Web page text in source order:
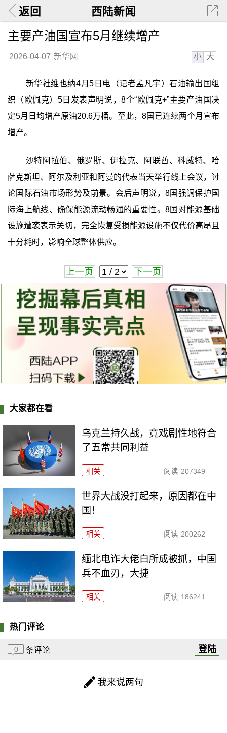
返回 西陆新闻
主要产油国宣布5月继续增产
2026-04-07 新华网 小 大
新华社维也纳4月5日电（记者孟凡宇）石油输出国组
织（欧佩克）5日发表声明说，8个“欧佩克+”主要产油国决
定5月日均增产原油20.6万桶。至此，8国已连续两个月宣布
增产。
沙特阿拉伯、俄罗斯、伊拉克、阿联酋、科威特、哈
萨克斯坦、阿尔及利亚和阿曼的代表当天举行线上会议，讨
论国际石油市场形势及前景。会后声明说，8国强调保护国
际海上航线、确保能源流动畅通的重要性。8国对能源基础
设施遭袭表示关切，完全恢复受损能源设施不仅代价高昂且
十分耗时，影响全球整体供应。
上一页 下一页
大家都在看
乌克兰持久战，竟戏剧性地符合
了五常共同利益
相关 阅读 207349
世界大战没打起来，原因都在中
国！
相关 阅读 200262
缅北电诈大佬白所成被抓，中国
兵不血刃，大捷
相关 阅读 186241
热门评论
0 条评论 登陆
我来说两句